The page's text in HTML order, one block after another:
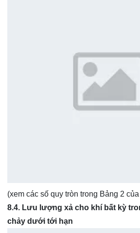
(xem các số quy tròn trong Bảng 2
8.4. Lưu lượng xả cho khí bất kỳ
chảy dưới tới hạn